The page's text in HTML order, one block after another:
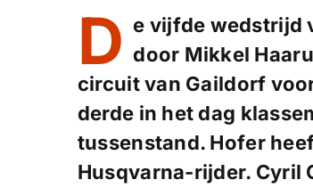
D e vijfde wedstrijd
door Mikkel
circuit van Gaildorf
derde in het dag
tussenstand. Hofer
Husqvarna-rijder. Cyril